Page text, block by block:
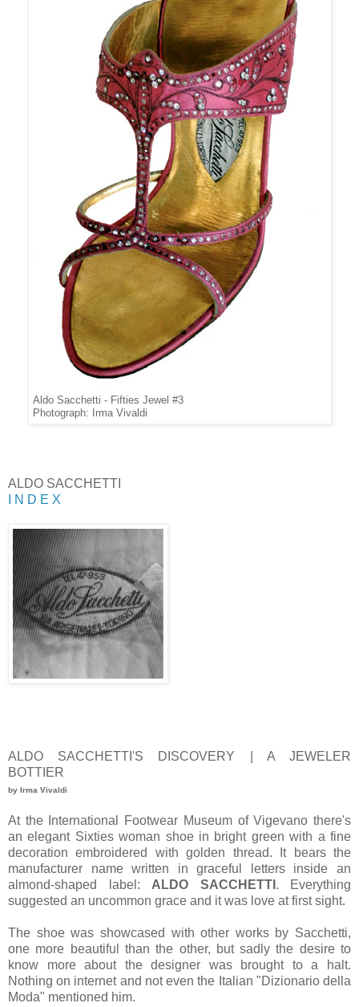
Aldo Sacchetti - Fifties Jewel #3
Photograph: Irma Vivaldi
ALDO SACCHETTI
I N D E X
ALDO SACCHETTI'S DISCOVERY | A JEWELER
BOTTIER
by Irma Vivaldi
At the International Footwear Museum of Vigevano there's
an elegant Sixties woman shoe in bright green with a fine
decoration embroidered with golden thread. It bears the
manufacturer name written in graceful letters inside an
almond-shaped label: ALDO SACCHETTI . Everything
suggested an uncommon grace and it was love at first sight.
The shoe was showcased with other works by Sacchetti,
one more beautiful than the other, but sadly the desire to
know more about the designer was brought to a halt.
Nothing on internet and not even the Italian "Dizionario della
Moda" mentioned him.